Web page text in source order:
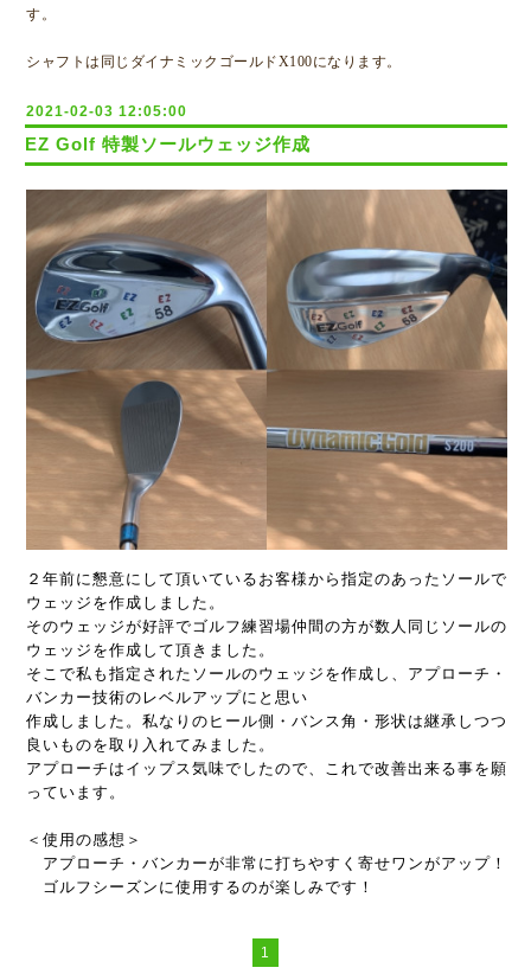
す。
シャフトは同じダイナミックゴールドX100になります。
2021-02-03 12:05:00
EZ Golf 特製ソールウェッジ作成
２年前に懇意にして頂いているお客様から指定のあったソールで
ウェッジを作成しました。
そのウェッジが好評でゴルフ練習場仲間の方が数人同じソールの
ウェッジを作成して頂きました。
そこで私も指定されたソールのウェッジを作成し、アプローチ・
バンカー技術のレベルアップにと思い
作成しました。私なりのヒール側・バンス角・形状は継承しつつ
良いものを取り入れてみました。
アプローチはイップス気味でしたので、これで改善出来る事を願
っています。
＜使用の感想＞
アプローチ・バンカーが非常に打ちやすく寄せワンがアップ！
ゴルフシーズンに使用するのが楽しみです！
1